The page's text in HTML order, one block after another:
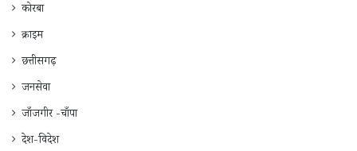
कोरबा
क्राइम
छत्तीसगढ़
जनसेवा
जाँजगीर -चाँपा
देश-विदेश